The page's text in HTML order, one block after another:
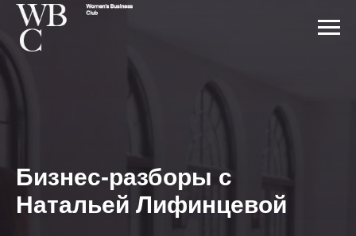
Бизнес-разборы с
Натальей Лифинцевой